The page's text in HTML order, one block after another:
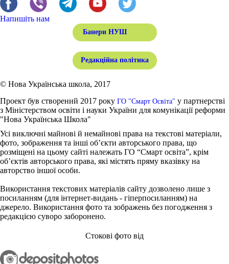
Напишіть нам
Банери НУШ
Редакційна політика
© Нова Українська школа, 2017
Проект був створений 2017 року ГО "Смарт Освіта" у партнерстві
з Міністерством освіти і науки України для комунікації реформи
"Нова Українська Школа"
Усі виключні майнові й немайнові права на текстові матеріали,
фото, зображення та інші об’єкти авторського права, що
розміщені на цьому сайті належать ГО “Смарт освіта”, крім
об’єктів авторського права, які містять пряму вказівку на
авторство іншої особи.
Використання текстових матеріалів сайту дозволено лише з
посиланням (для інтернет-видань - гіперпосиланням) на
джерело. Використання фото та зображень без погодження з
редакцією суворо заборонено.
Стокові фото від